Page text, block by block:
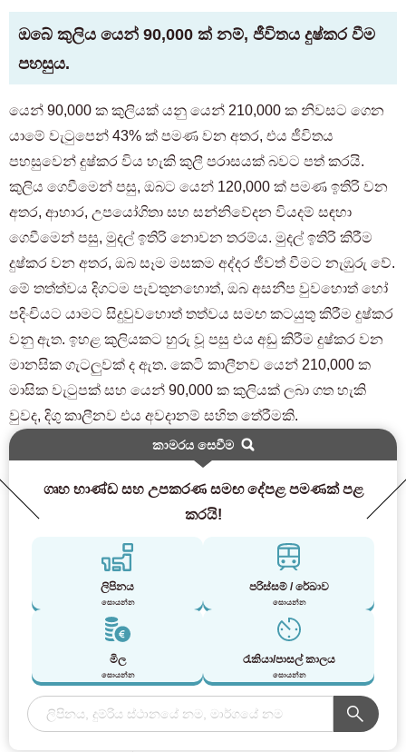
ඔබේ කුලිය යෙන් 90,000 ක් නම්, ජීවිතය දුෂ්කර වීම
පහසුය.
යෙන් 90,000 ක කුලියක් යනු යෙන් 210,000 ක නිවසට ගෙන
යාමේ වැටුපෙන් 43% ක් පමණ වන අතර, එය ජීවිතය
පහසුවෙන් දුෂ්කර විය හැකි කුලී පරාසයක් බවට පත් කරයි.
කුලිය ගෙවීමෙන් පසු, ඔබට යෙන් 120,000 ක් පමණ ඉතිරි වන
අතර, ආහාර, උපයෝගිතා සහ සන්නිවේදන වියදම් සඳහා
ගෙවීමෙන් පසු, මුදල් ඉතිරි නොවන තරම්ය. මුදල් ඉතිරි කිරීම
දුෂ්කර වන අතර, ඔබ සෑම මසකම අද්දර ජීවත් වීමට නැඹුරු වේ.
මේ තත්ත්වය දිගටම පැවතුනහොත්, ඔබ අසනීප වුවහොත් හෝ
පදිංචියට යාමට සිදුවුවහොත් තත්වය සමඟ කටයුතු කිරීම දුෂ්කර
වනු ඇත. ඉහළ කුලියකට හුරු වූ පසු එය අඩු කිරීම දුෂ්කර වන
මානසික ගැටලුවක් ද ඇත. කෙටි කාලීනව යෙන් 210,000 ක
මාසික වැටුපක් සහ යෙන් 90,000 ක කුලියක් ලබා ගත හැකි
වුවද, දිගු කාලීනව එය අවදානම් සහිත තේරීමකි.
කාමරය සෙවීම
ගෘහ භාණ්ඩ සහ උපකරණ සමඟ දේපළ පමණක් පළ
කරයි!
ලිපිනය
සොයන්න
පරිස්සම් / රේඛාව
සොයන්න
මිල
සොයන්න
රැකියා/පාසල් කාලය
සොයන්න
කාමරයක් සොයන පාරිභෝගිකයින් සඳහා
03-6712-4346